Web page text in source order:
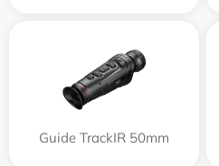
Guide TrackIR 50mm